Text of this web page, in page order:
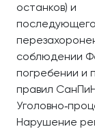
останков) и
последующего
соблюдении
погребении и
правил СанПиН
Нарушение